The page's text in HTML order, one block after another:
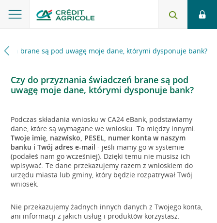
brane są pod uwagę moje dane, którymi dysponuje bank?
Czy do przyznania świadczeń brane są pod
uwagę moje dane, którymi dysponuje bank?
Podczas składania wniosku w CA24 eBank, podstawiamy
dane, które są wymagane we wniosku. To między innymi:
Twoje imię, nazwisko, PESEL, numer konta w naszym
banku i Twój adres e-mail - jeśli mamy go w systemie
(podałeś nam go wcześniej). Dzięki temu nie musisz ich
wpisywać. Te dane przekazujemy razem z wnioskiem do
urzędu miasta lub gminy, który będzie rozpatrywał Twój
wniosek.
Nie przekazujemy żadnych innych danych z Twojego konta,
ani informacji z jakich usług i produktów korzystasz.